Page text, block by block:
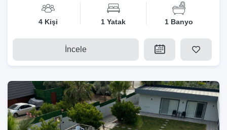
4 Kişi 1 Yatak 1 Banyo
İncele